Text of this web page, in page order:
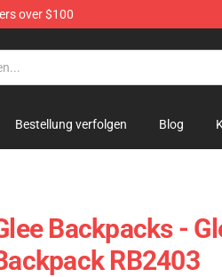
over $100
Bestellung verfolgen Blog
Backpacks -
RB2403